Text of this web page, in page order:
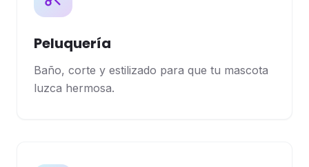
Peluquería
Baño, corte y estilizado para que tu mascota
luzca hermosa.